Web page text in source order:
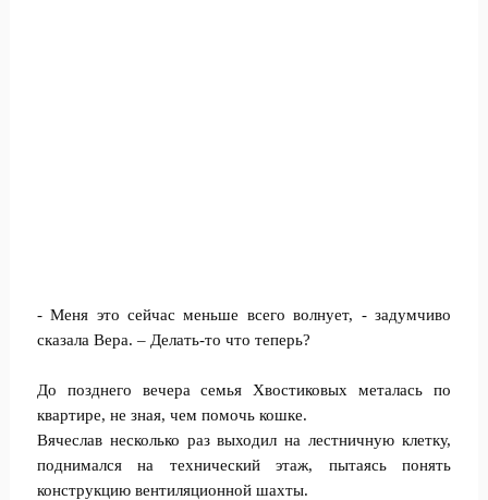
- Меня это сейчас меньше всего волнует, - задумчиво
сказала Вера. – Делать-то что теперь?
До позднего вечера семья Хвостиковых металась по
квартире, не зная, чем помочь кошке.
Вячеслав несколько раз выходил на лестничную клетку,
поднимался на технический этаж, пытаясь понять
конструкцию вентиляционной шахты.